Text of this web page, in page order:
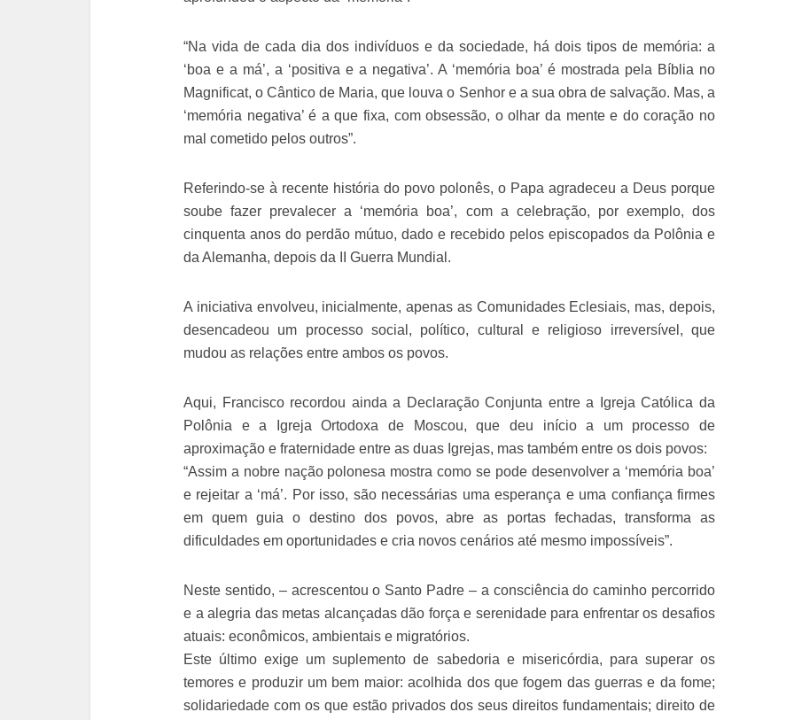
“Na vida de cada dia dos indivíduos e da sociedade, há dois tipos de memória: a
‘boa e a má’, a ‘positiva e a negativa’. A ‘memória boa’ é mostrada pela Bíblia no
Magnificat, o Cântico de Maria, que louva o Senhor e a sua obra de salvação. Mas, a
‘memória negativa’ é a que fixa, com obsessão, o olhar da mente e do coração no
mal cometido pelos outros”.
Referindo-se à recente história do povo polonês, o Papa agradeceu a Deus porque
soube fazer prevalecer a ‘memória boa’, com a celebração, por exemplo, dos
cinquenta anos do perdão mútuo, dado e recebido pelos episcopados da Polônia e
da Alemanha, depois da II Guerra Mundial.
A iniciativa envolveu, inicialmente, apenas as Comunidades Eclesiais, mas, depois,
desencadeou um processo social, político, cultural e religioso irreversível, que
mudou as relações entre ambos os povos.
Aqui, Francisco recordou ainda a Declaração Conjunta entre a Igreja Católica da
Polônia e a Igreja Ortodoxa de Moscou, que deu início a um processo de
aproximação e fraternidade entre as duas Igrejas, mas também entre os dois povos:
“Assim a nobre nação polonesa mostra como se pode desenvolver a ‘memória boa’
e rejeitar a ‘má’. Por isso, são necessárias uma esperança e uma confiança firmes
em quem guia o destino dos povos, abre as portas fechadas, transforma as
dificuldades em oportunidades e cria novos cenários até mesmo impossíveis”.
Neste sentido, – acrescentou o Santo Padre – a consciência do caminho percorrido
e a alegria das metas alcançadas dão força e serenidade para enfrentar os desafios
atuais: econômicos, ambientais e migratórios.
Este último exige um suplemento de sabedoria e misericórdia, para superar os
temores e produzir um bem maior: acolhida dos que fogem das guerras e da fome;
solidariedade com os que estão privados dos seus direitos fundamentais; direito de